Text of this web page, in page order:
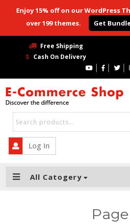
Free Shipping
Cash On Delivery
Log In
All Catogery
Blog Left Sidebar
SHOP
PAGE
Page
Enjoy 15% off on our WordPress
over 199 themes.
Get